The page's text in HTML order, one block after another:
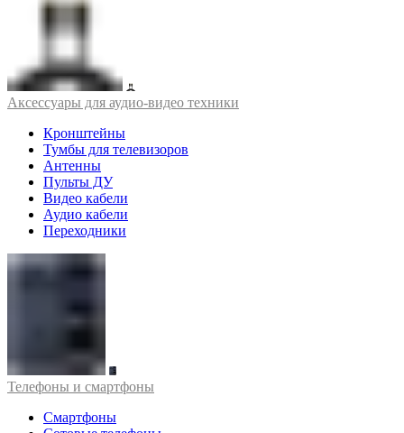
Аксессуары для аудио-видео техники
Кронштейны
Тумбы для телевизоров
Антенны
Пульты ДУ
Видео кабели
Аудио кабели
Переходники
Телефоны и смартфоны
Смартфоны